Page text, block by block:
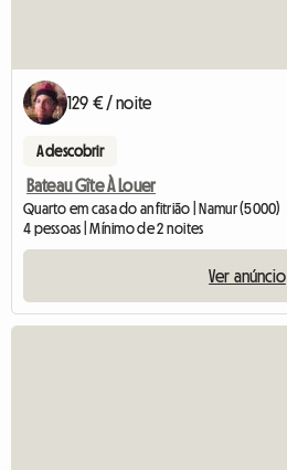
129 € / noite
A descobrir
Bateau Gîte À Louer
Quarto em casa do anfitrião | Namur (5000)
4 pessoas | Mínimo de 2 noites
Ver anúncio